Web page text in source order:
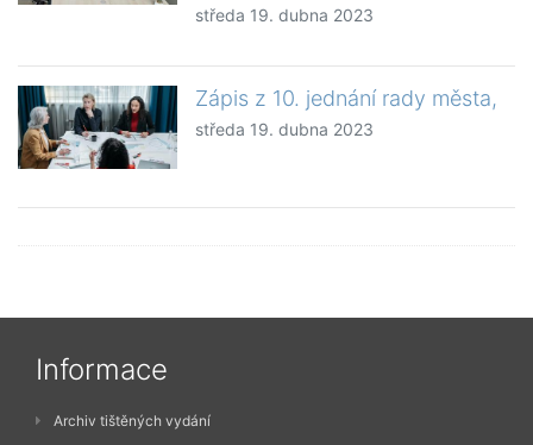
středa 19. dubna 2023
Zápis z 10. jednání rady města,
středa 19. dubna 2023
Informace
Archiv tištěných vydání